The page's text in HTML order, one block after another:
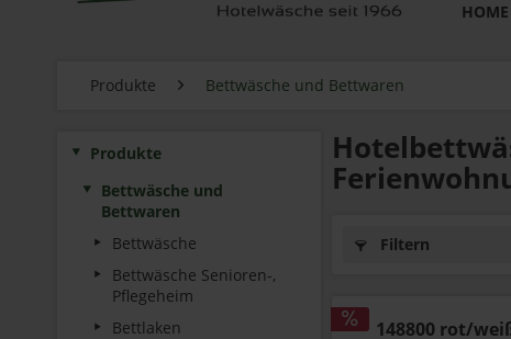
HOME
Produkte Bettwäsche und Bettwaren
Produkte
Bettwäsche und
Bettwaren
Bettwäsche
Bettwäsche Senioren-,
Pflegeheim
Bettlaken
Filtern
148800 rot/